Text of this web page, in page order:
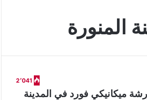
المنورة
2٬041
ميكانيكي فورد في المدينة